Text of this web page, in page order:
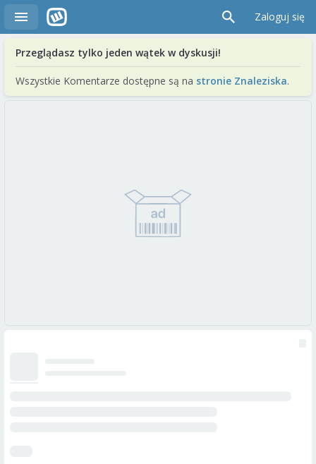
Zaloguj się
Przeglądasz tylko jeden wątek w dyskusji!
Wszystkie Komentarze dostępne są na stronie Znaleziska.